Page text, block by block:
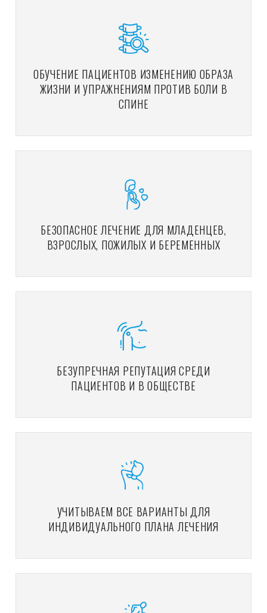
ОБУЧЕНИЕ ПАЦИЕНТОВ ИЗМЕНЕНИЮ ОБРАЗА
ЖИЗНИ И УПРАЖНЕНИЯМ ПРОТИВ БОЛИ В
СПИНЕ
БЕЗОПАСНОЕ ЛЕЧЕНИЕ ДЛЯ МЛАДЕНЦЕВ,
ВЗРОСЛЫХ, ПОЖИЛЫХ И БЕРЕМЕННЫХ
БЕЗУПРЕЧНАЯ РЕПУТАЦИЯ СРЕДИ
ПАЦИЕНТОВ И В ОБЩЕСТВЕ
УЧИТЫВАЕМ ВСЕ ВАРИАНТЫ ДЛЯ
ИНДИВИДУАЛЬНОГО ПЛАНА ЛЕЧЕНИЯ